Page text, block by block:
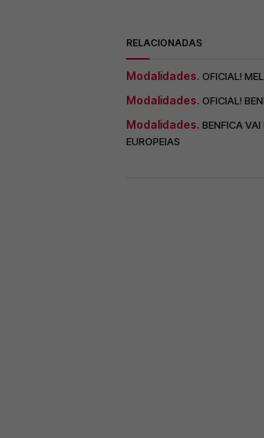
RELACIONADAS
Modalidades. OFICIAL!
Modalidades. OFICIAL!
Modalidades. BENFICA
EUROPEIAS